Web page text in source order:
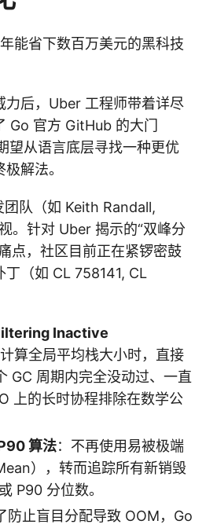
能省下数百万美元的黑科技
力后，Uber 工程师带着详尽
Go 官方 GitHub 的大门
望从语言底层寻找一种更优
解法。
队（如 Keith Randall,
。针对 Uber 揭示的“双峰分
点，社区目前正在紧锣密鼓
（如 CL 758141, CL
Inactive
算全局平均栈大小时，直接
GC 周期内完全没动过、一直
上的长时协程排除在数学公
算法：不再使用易被极端
），转而追踪所有新销毁
P90 分位数。
防止盲目分配导致 OOM，Go